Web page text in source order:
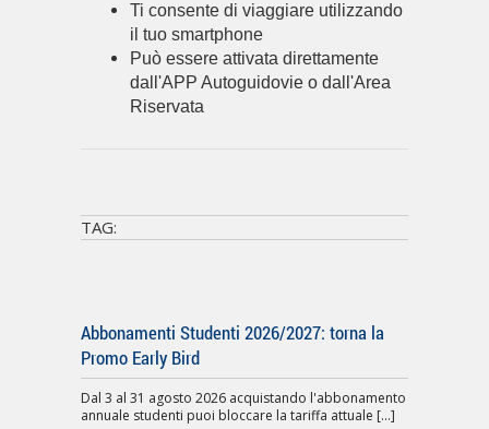
Ti consente di viaggiare utilizzando
il tuo smartphone
Può essere attivata direttamente
dall'APP Autoguidovie o dall'Area
Riservata
TAG:
Abbonamenti Studenti 2026/2027: torna la
Promo Early Bird
Dal 3 al 31 agosto 2026 acquistando l'abbonamento
annuale studenti puoi bloccare la tariffa attuale [...]